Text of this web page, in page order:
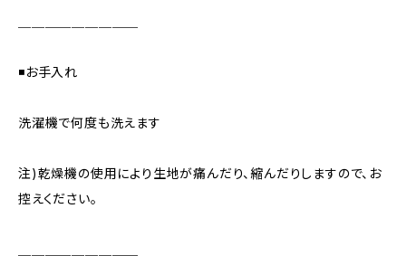
◾️お手入れ
洗濯機で何度も洗えます
注)乾燥機の使用により生地が痛んだり、縮んだりしますので、お
控えください。